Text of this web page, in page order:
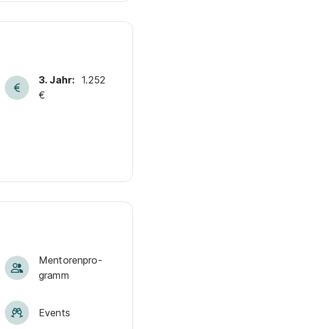
3. Jahr:
1.252
€
Men­to­ren­pro­
gramm
Events